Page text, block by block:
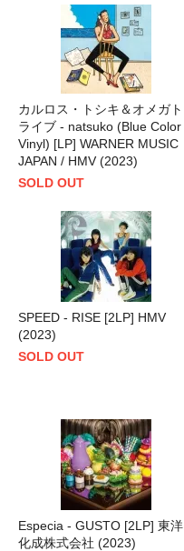
カルロス・トシキ＆オメガト
ライブ - natsuko (Blue Color
Vinyl) [LP] WARNER MUSIC
JAPAN / HMV (2023)
SOLD OUT
SPEED - RISE [2LP] HMV
(2023)
SOLD OUT
Especia - GUSTO [2LP] 東洋
化成株式会社 (2023)